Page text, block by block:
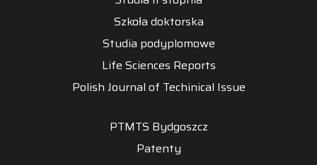
Szkoła doktorska
Studia podyplomowe
Life Sciences Reports
Polish Journal of Techinical Issue
PTMTS Bydgoszcz
Patenty